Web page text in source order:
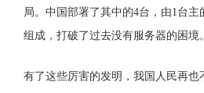
局。中国部署了其中的4台，由1台
组成，打破了过去没有服务器的困境。
有了这些厉害的发明，我国人民再也